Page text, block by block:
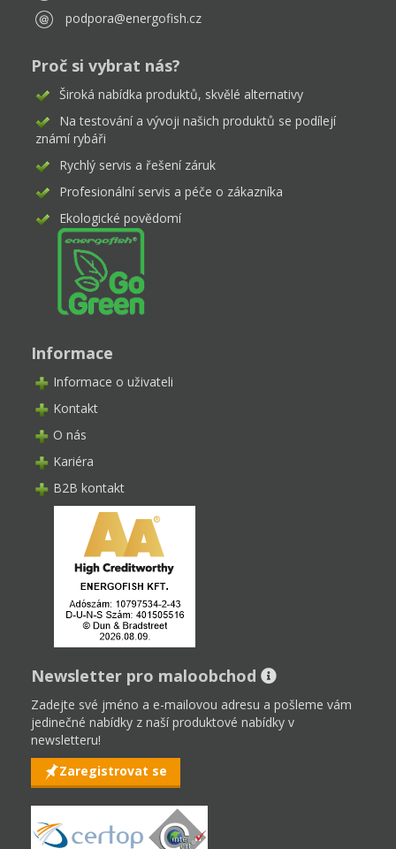
podpora@energofish.cz
Proč si vybrat nás?
Široká nabídka produktů, skvělé alternativy
Na testování a vývoji našich produktů se podílejí
známí rybáři
Rychlý servis a řešení záruk
Profesionální servis a péče o zákazníka
Ekologické povědomí
Informace
Informace o uživateli
Kontakt
O nás
Kariéra
B2B kontakt
Newsletter pro maloobchod
Zadejte své jméno a e-mailovou adresu a pošleme vám
jedinečné nabídky z naší produktové nabídky v
newsletteru!
Zaregistrovat se